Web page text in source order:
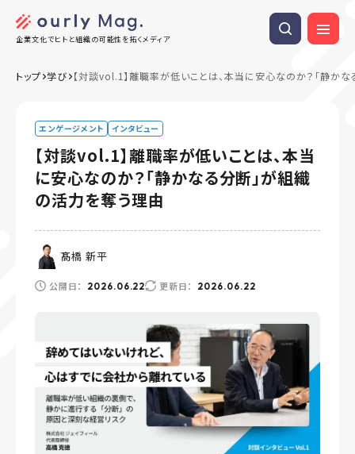
企業文化でヒトと組織の可能性を拓くメディア
トップ 学び 【対談vol.1】離職率が低いことは、本当に安心なのか？「静か
エンゲージメント インタビュー
【対談vol.1】離職率が低いことは、本当
に安心なのか？「静かなる分断」が組織
の活力を奪う理由
髙橋 新平
公開日： 2026.06.22 更新日： 2026.06.22